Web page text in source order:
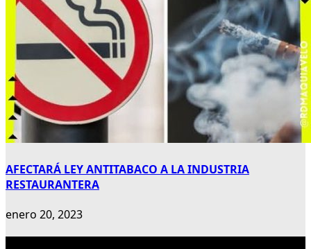
AFECTARÁ LEY ANTITABACO A LA INDUSTRIA
RESTAURANTERA
enero 20, 2023